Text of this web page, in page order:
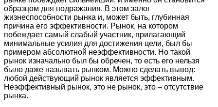
образцом для подражания. В этом залог
жизнеспособности рынка и, может быть, глубинная
причина его эффективности. Рынок, на котором
побеждает самый слабый участник, прилагающий
минимальные усилия для достижения цели, был бы
примером абсолютной неэффективности. Но такой
рынок изначально был бы обречен, то есть его нельзя
было даже называть рынком. Можно сделать вывод:
любой действующий рынок является эффективным.
Неэффективный рынок, это не рынок, это – отсутствие
рынка.